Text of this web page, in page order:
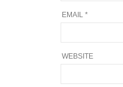
EMAIL *
WEBSITE